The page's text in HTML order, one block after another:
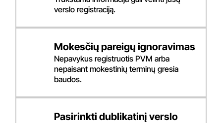
verslo registraciją.
Mokesčių pareigų ignoravimas
Nepavykus registruotis PVM arba
nepaisant mokestinių terminų gresia
baudos.
Pasirinkti dublikatinį verslo